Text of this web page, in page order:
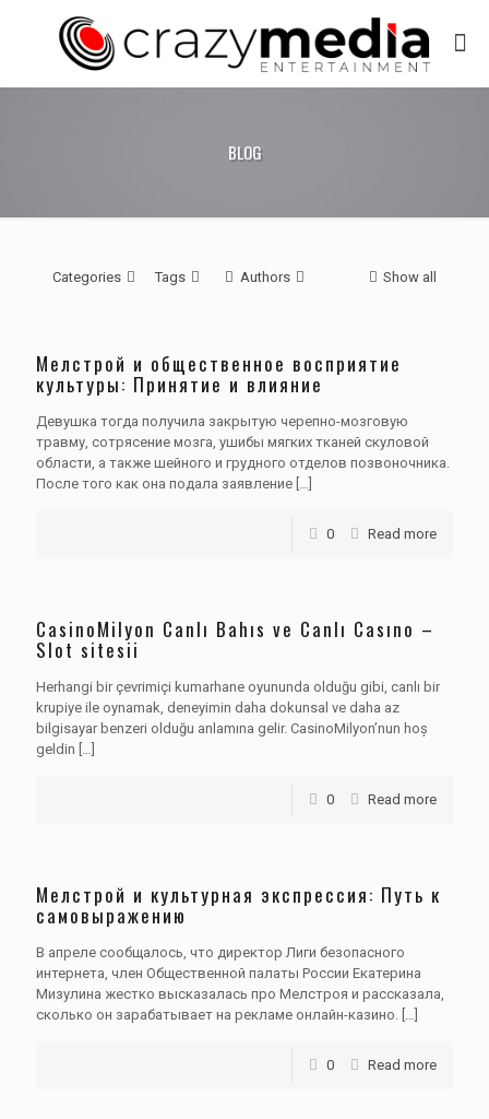
BLOG
Categories Tags Authors Show all
Мелстрой и общественное восприятие
культуры: Принятие и влияние
Девушка тогда получила закрытую черепно-мозговую
травму, сотрясение мозга, ушибы мягких тканей скуловой
области, а также шейного и грудного отделов позвоночника.
После того как она подала заявление […]
0 Read more
CasinoMilyon Canlı Bahıs ve Canlı Casıno –
Slot sitesii
Herhangi bir çevrimiçi kumarhane oyununda olduğu gibi, canlı bir
krupiye ile oynamak, deneyimin daha dokunsal ve daha az
bilgisayar benzeri olduğu anlamına gelir. CasinoMilyon’nun hoş
geldin […]
0 Read more
Мелстрой и культурная экспрессия: Путь к
самовыражению
В апреле сообщалось, что директор Лиги безопасного
интернета, член Общественной палаты России Екатерина
Мизулина жестко высказалась про Мелстроя и рассказала,
сколько он зарабатывает на рекламе онлайн-казино. […]
0 Read more